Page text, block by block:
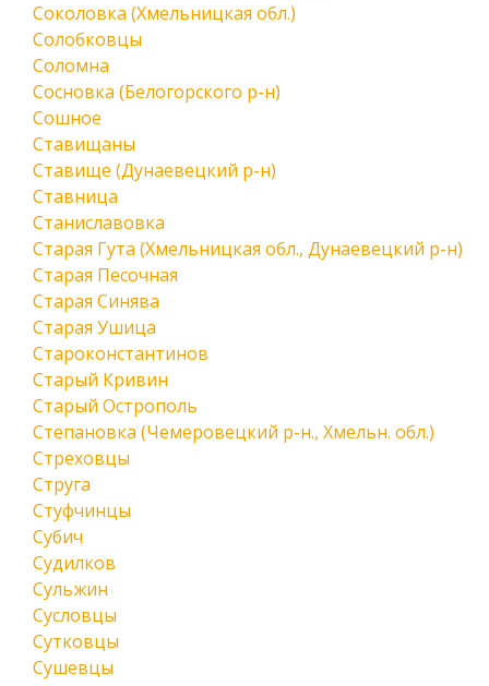
Соколовка (Хмельницкая обл.)
Солобковцы
Соломна
Сосновка (Белогорского р-н)
Сошное
Ставищаны
Ставище (Дунаевецкий р-н)
Ставница
Станиславовка
Старая Гута (Хмельницкая обл., Дунаевецкий р-н)
Старая Песочная
Старая Синява
Старая Ушица
Староконстантинов
Старый Кривин
Старый Острополь
Степановка (Чемеровецкий р-н., Хмельн. обл.)
Стреховцы
Струга
Стуфчинцы
Субич
Судилков
Сульжин
Сусловцы
Сутковцы
Сушевцы